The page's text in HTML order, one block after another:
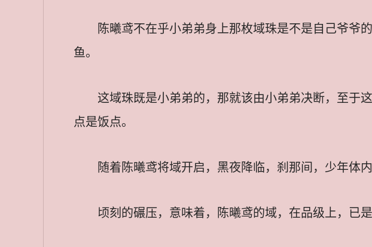
陈曦鸢不在乎小弟弟身上那枚域珠是不是自己爷爷
鱼。
这域珠既是小弟弟的，那就该由小弟弟决断，至于
点是饭点。
随着陈曦鸢将域开启，黑夜降临，刹那间，少年体
顷刻的碾压，意味着，陈曦鸢的域，在品级上，已